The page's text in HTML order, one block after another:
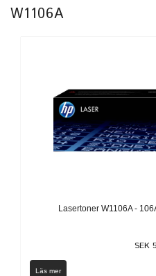
W1106A
Lasertoner W1106A -
SEK
Läs mer